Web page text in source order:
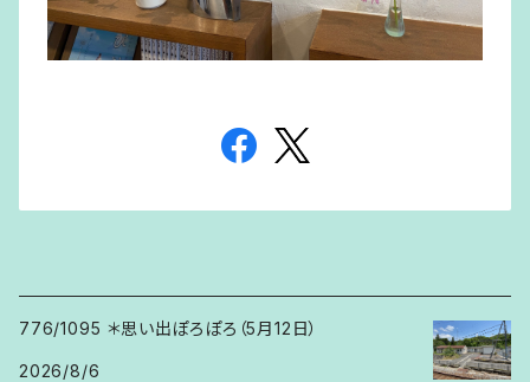
776/1095 ＊思い出ぽろぽろ（5月12日）
2026/8/6